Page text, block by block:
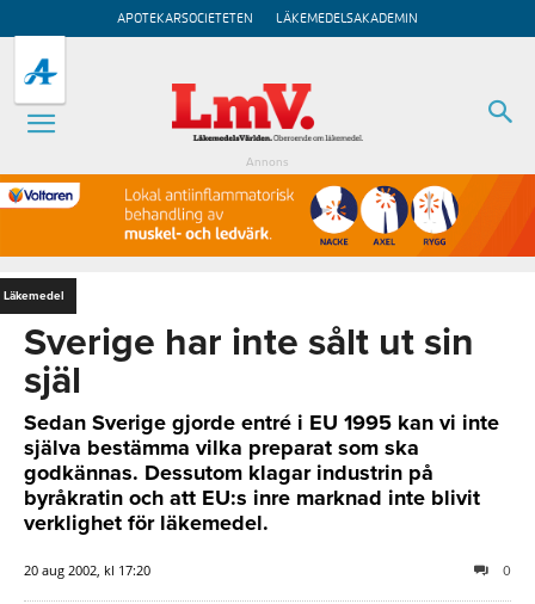
APOTEKARSOCIETETEN LÄKEMEDELSAKADEMIN
Annons
Läkemedel
Sverige har inte sålt ut sin
själ
Sedan Sverige gjorde entré i EU 1995 kan vi inte
själva bestämma vilka preparat som ska
godkännas. Dessutom klagar industrin på
byråkratin och att EU:s inre marknad inte blivit
verklighet för läkemedel.
20 aug 2002, kl 17:20 0